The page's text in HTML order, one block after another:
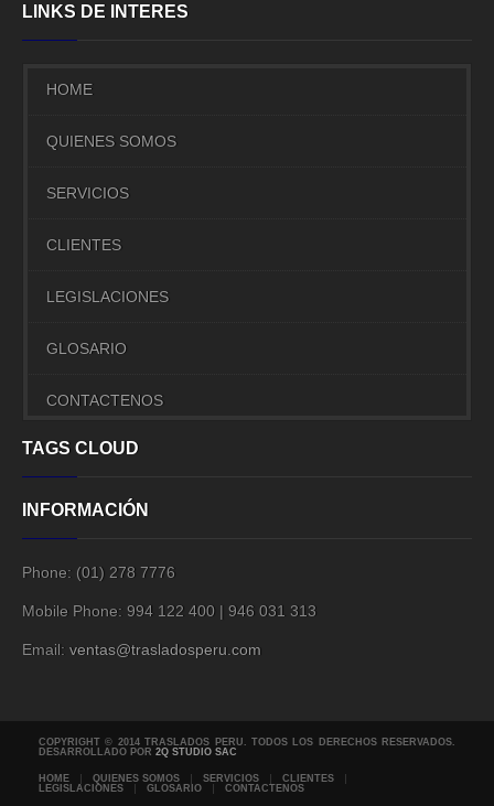
LINKS DE INTERES
HOME
QUIENES SOMOS
SERVICIOS
CLIENTES
LEGISLACIONES
GLOSARIO
CONTACTENOS
TAGS CLOUD
INFORMACIÓN
Phone: (01) 278 7776
Mobile Phone: 994 122 400 | 946 031 313
Email: ventas@trasladosperu.com
COPYRIGHT © 2014 TRASLADOS PERU. TODOS LOS DERECHOS RESERVADOS.
DESARROLLADO POR 2Q STUDIO SAC
HOME QUIENES SOMOS SERVICIOS
CLIENTES
LEGISLACIONES
GLOSARIO CONTACTENOS